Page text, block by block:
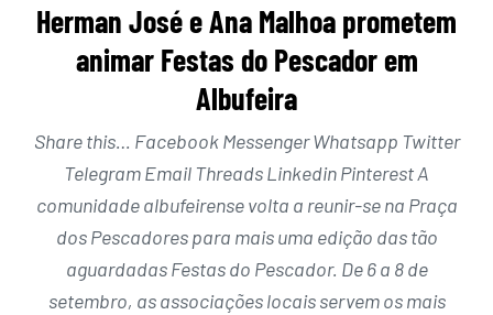
Herman José e Ana Malhoa prometem
animar Festas do Pescador em
Albufeira
Share this… Facebook Messenger Whatsapp Twitter
Telegram Email Threads Linkedin Pinterest A
comunidade albufeirense volta a reunir-se na Praça
dos Pescadores para mais uma edição das tão
aguardadas Festas do Pescador. De 6 a 8 de
setembro, as associações locais servem os mais